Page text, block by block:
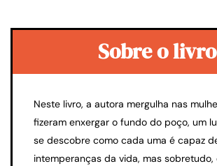
Sobre o livro
Neste livro, a autora mergulha nas
fizeram enxergar o fundo do poço, um
se descobre como cada uma é capaz
intemperanças da vida, mas